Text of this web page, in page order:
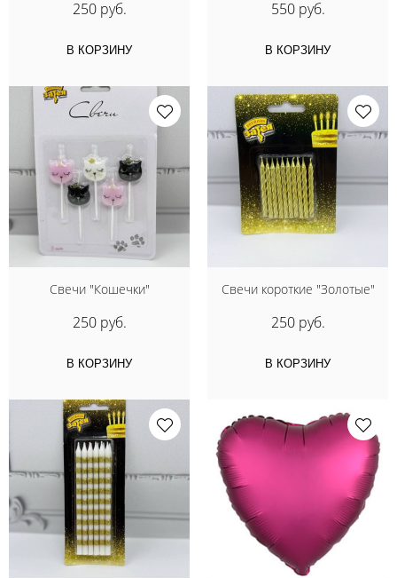
250 руб.
В КОРЗИНУ
550 руб.
В КОРЗИНУ
Свечи "Кошечки"
250 руб.
В КОРЗИНУ
Свечи короткие "Золотые"
250 руб.
В КОРЗИНУ